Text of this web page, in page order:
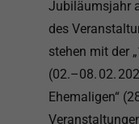
Jubiläumsjahr
des
stehen mit der
(02.–08. 02.
Ehemaligen“